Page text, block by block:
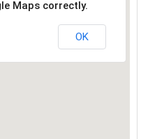
Maps correctly.
OK